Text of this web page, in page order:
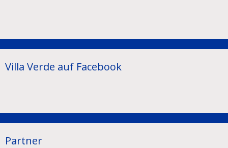
Villa Verde auf Facebook
Partner